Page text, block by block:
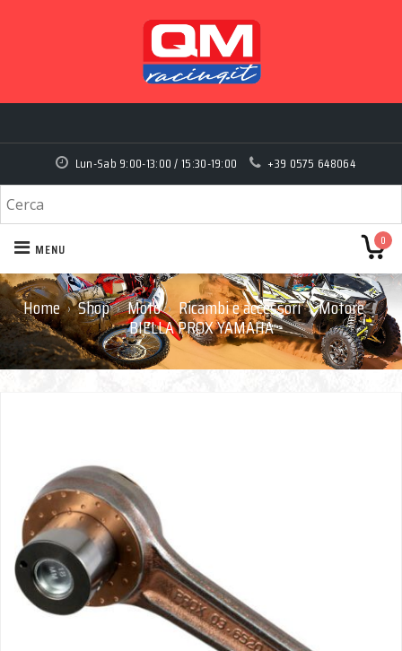
Lun-Sab 9:00-13:00 / 15:30-19:00 +39 0575 648064
0
MENU
Home › Shop › Moto › Ricambi e accessori › Motore ›
BIELLA PROX YAMAHA